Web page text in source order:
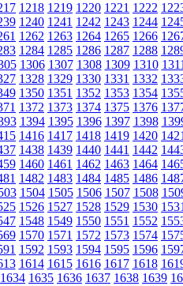
1218 1219 1220 1221 1222
1240 1241 1242 1243 1244
1262 1263 1264 1265 1266
1284 1285 1286 1287 1288
1306 1307 1308 1309 1310
1328 1329 1330 1331 1332
1350 1351 1352 1353 1354
1372 1373 1374 1375 1376
1394 1395 1396 1397 1398
1416 1417 1418 1419 1420
1438 1439 1440 1441 1442
1460 1461 1462 1463 1464
1482 1483 1484 1485 1486
1504 1505 1506 1507 1508
1526 1527 1528 1529 1530
1548 1549 1550 1551 1552
1570 1571 1572 1573 1574
1592 1593 1594 1595 1596
1614 1615 1616 1617 1618
1634 1635 1636 1637 1638 1639